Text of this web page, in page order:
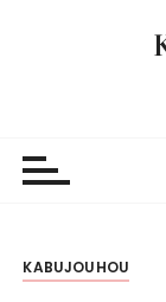
KABUJOUHOU